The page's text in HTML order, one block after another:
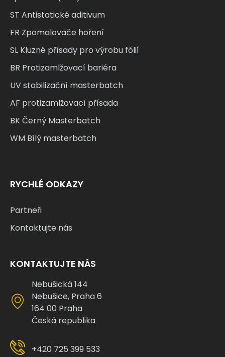
ST Antistatické aditivum
FR Zpomalovače hoření
SL Kluzné přísady pro výrobu fólií
BR Protizamlžovací bariéra
UV stabilizační masterbatch
AF protizamlžovací přísada
BK Černý Masterbatch
WM Bílý masterbatch
RYCHLÉ ODKAZY
Partneři
Kontaktujte nás
KONTAKTUJTE NÁS
Nebušická 144
Nebušice, Praha 6
164 00 Praha
Česká republika
+420 725 399 533